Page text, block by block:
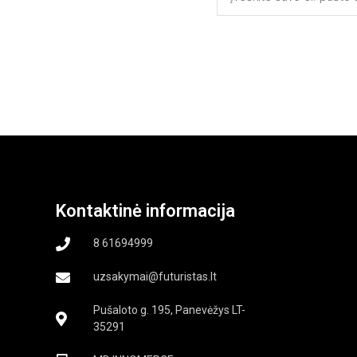
Kontaktinė informacija
8 61694999
uzsakymai@futuristas.lt
Pušaloto g. 195, Panevėžys LT-
35291